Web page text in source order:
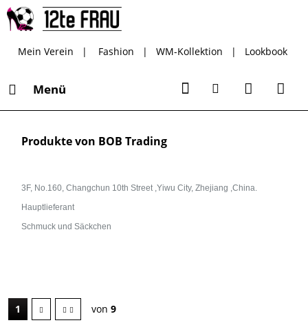
Mein Verein | Fashion | WM-Kollektion | Lookbook
Menü
Produkte von BOB Trading
3F, No.160, Changchun 10th Street ,Yiwu City, Zhejiang ,China.
Hauptlieferant
Schmuck und Säckchen
1 von9